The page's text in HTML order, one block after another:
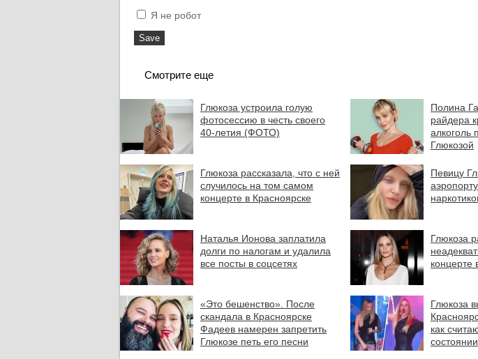
Я не робот
Смотрите еще
Глюкоза устроила голую
фотосессию в честь своего
40-летия (ФОТО)
Полина
райдера
алкоголь
Глюкозой
Глюкоза рассказала, что с ней
случилось на том самом
концерте в Красноярске
Певицу
Наталья Ионова заплатила
долги по налогам и удалила
все посты в соцсетях
Глюкоза
концерте
«Это бешенство». После
скандала в Красноярске
Фадеев намерен запретить
Глюкозе петь его песни
Глюкоза
как
состоянии